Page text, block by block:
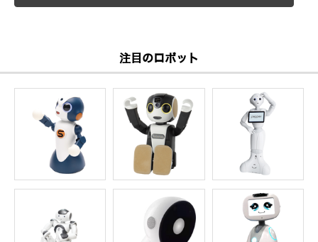
注目のロボット